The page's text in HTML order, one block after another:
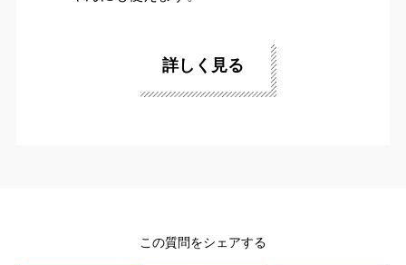
詳しく見る
この質問をシェアする